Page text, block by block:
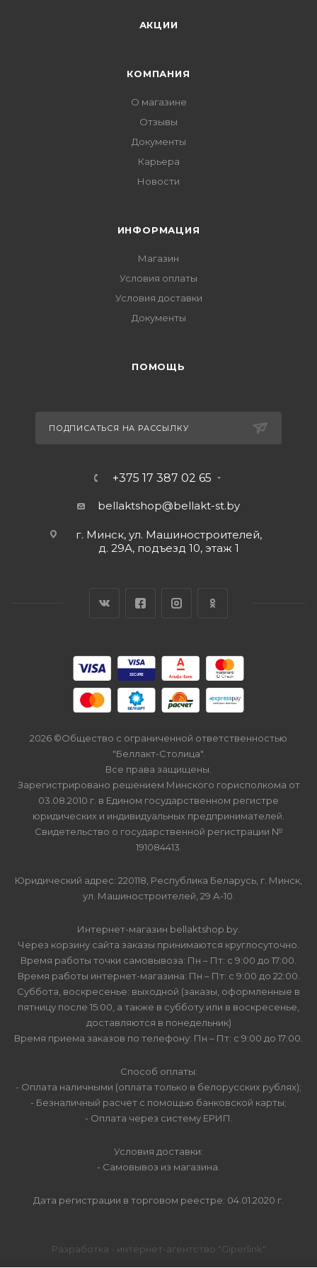
АКЦИИ
КОМПАНИЯ
О магазине
Отзывы
Документы
Карьера
Новости
ИНФОРМАЦИЯ
Магазин
Условия оплаты
Условия доставки
Документы
ПОМОЩЬ
ПОДПИСАТЬСЯ НА РАССЫЛКУ
+375 17 387 02 65
bellaktshop@bellakt-st.by
г. Минск, ул. Машиностроителей,
д. 29А, подъезд 10, этаж 1
2026 ©Общество с ограниченной ответственностью
"Беллакт-Столица".
Все права защищены.
Зарегистрировано решением Минского горисполкома от
03.08.2010 г. в Едином государственном регистре
юридических и индивидуальных предпринимателей.
Свидетельство о государственной регистрации №
191084413.
Юридический адрес: 220118, Республика Беларусь, г. Минск,
ул. Машиностроителей, 29 А-10.
Интернет-магазин bellaktshop.by.
Через корзину сайта заказы принимаются круглосуточно.
Время работы точки самовывоза: Пн – Пт: с 9:00 до 17:00.
Время работы интернет-магазина: Пн – Пт: с 9:00 до 22:00.
Суббота, воскресенье: выходной (заказы, оформленные в
пятницу после 15:00, а также в субботу или в воскресенье,
доставляются в понедельник)
Время приема заказов по телефону: Пн – Пт: с 9:00 до 17:00.
Способ оплаты:
- Оплата наличными (оплата только в белорусских рублях);
- Безналичный расчет с помощью банковской карты;
- Оплата через систему ЕРИП.
Условия доставки:
- Самовывоз из магазина.
Дата регистрации в торговом реестре: 04.01.2020 г.
Разработка - интернет-агентство "Giperlink"